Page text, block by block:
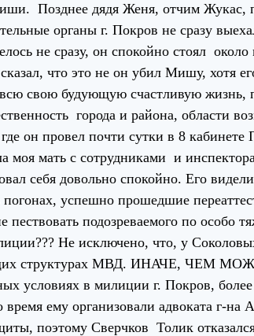
Позднее дядя Женя, отчим
органы г. Покров не сразу
не сразу, он спокойно стоял
сказал, что это не он убил Мишу, хотя
свою будующую счастливую жизнь,
города и района, области
он провел почти сутки в 8
моя мать с сотрудниками и
себя довольно спокойно. Его
успешно прошедшие
пествовать подозреваемого по особо
Не исключено, что, у
структурах МВД. ИНАЧЕ,
условиях в милиции г. Покров,
ему организовали адвоката г-на
поэтому Сверчков Толик